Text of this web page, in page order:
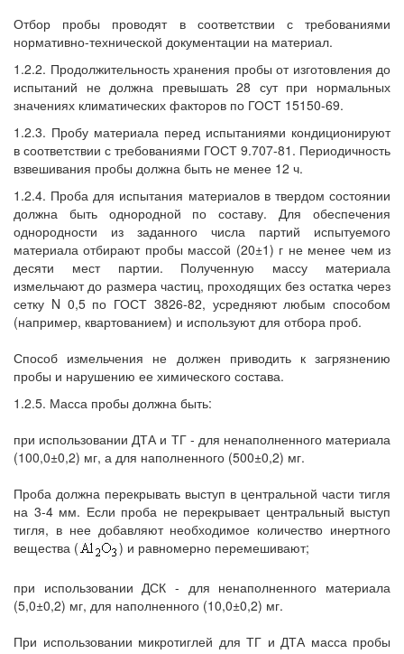
Отбор пробы проводят в соответствии с требованиями
нормативно-технической документации на материал.
1.2.2. Продолжительность хранения пробы от изготовления до
испытаний не должна превышать 28 сут при нормальных
значениях климатических факторов по ГОСТ 15150-69.
1.2.3. Пробу материала перед испытаниями кондиционируют
в соответствии с требованиями ГОСТ 9.707-81. Периодичность
взвешивания пробы должна быть не менее 12 ч.
1.2.4. Проба для испытания материалов в твердом состоянии
должна быть однородной по составу. Для обеспечения
однородности из заданного числа партий испытуемого
материала отбирают пробы массой (20±1) г не менее чем из
десяти мест партии. Полученную массу материала
измельчают до размера частиц, проходящих без остатка через
сетку N 0,5 по ГОСТ 3826-82, усредняют любым способом
(например, квартованием) и используют для отбора проб.
Способ измельчения не должен приводить к загрязнению
пробы и нарушению ее химического состава.
1.2.5. Масса пробы должна быть:
при использовании ДТА и ТГ - для ненаполненного материала
(100,0±0,2) мг, а для наполненного (500±0,2) мг.
Проба должна перекрывать выступ в центральной части тигля
на 3-4 мм. Если проба не перекрывает центральный выступ
тигля, в нее добавляют необходимое количество инертного
вещества (
) и равномерно перемешивают;
при использовании ДСК - для ненаполненного материала
(5,0±0,2) мг, для наполненного (10,0±0,2) мг.
При использовании микротиглей для ТГ и ДТА масса пробы